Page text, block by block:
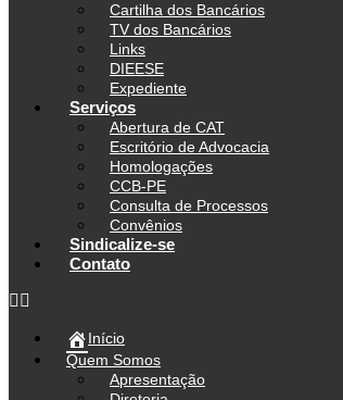
Cartilha dos Bancários
TV dos Bancários
Links
DIEESE
Expediente
Serviços
Abertura de CAT
Escritório de Advocacia
Homologações
CCB-PE
Consulta de Processos
Convênios
Sindicalize-se
Contato
Início
Quem Somos
Apresentação